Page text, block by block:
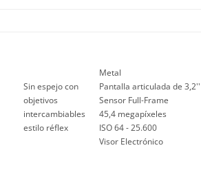
Sin espejo con
objetivos
intercambiables
estilo réflex
Metal
Pantalla articulada de 3,2''
Sensor Full-Frame
45,4 megapíxeles
ISO 64 - 25.600
Visor Electrónico